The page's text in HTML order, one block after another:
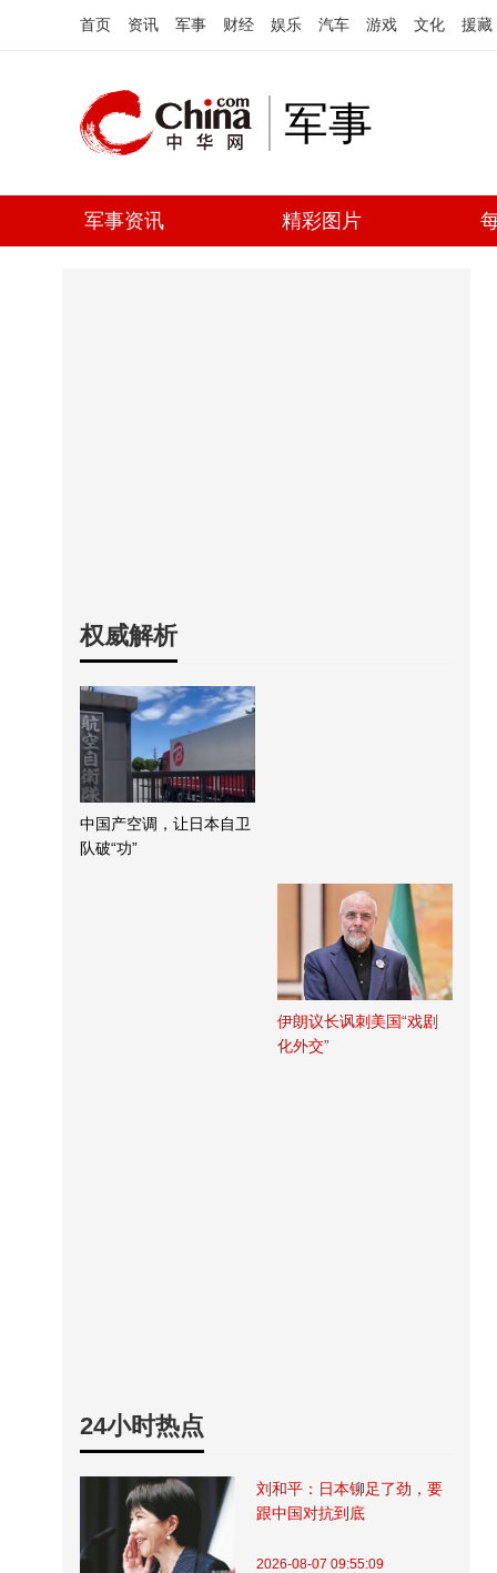
首页 资讯 军事 财经 娱乐 汽车 游戏 文化 援藏
军事
军事资讯 精彩图片
权威解析
中国产空调，让日本自卫
队破“功”
伊朗议长讽刺美国“戏剧
化外交”
24小时热点
刘和平：日本铆足了劲，要
跟中国对抗到底
2026-08-07 09:55:09